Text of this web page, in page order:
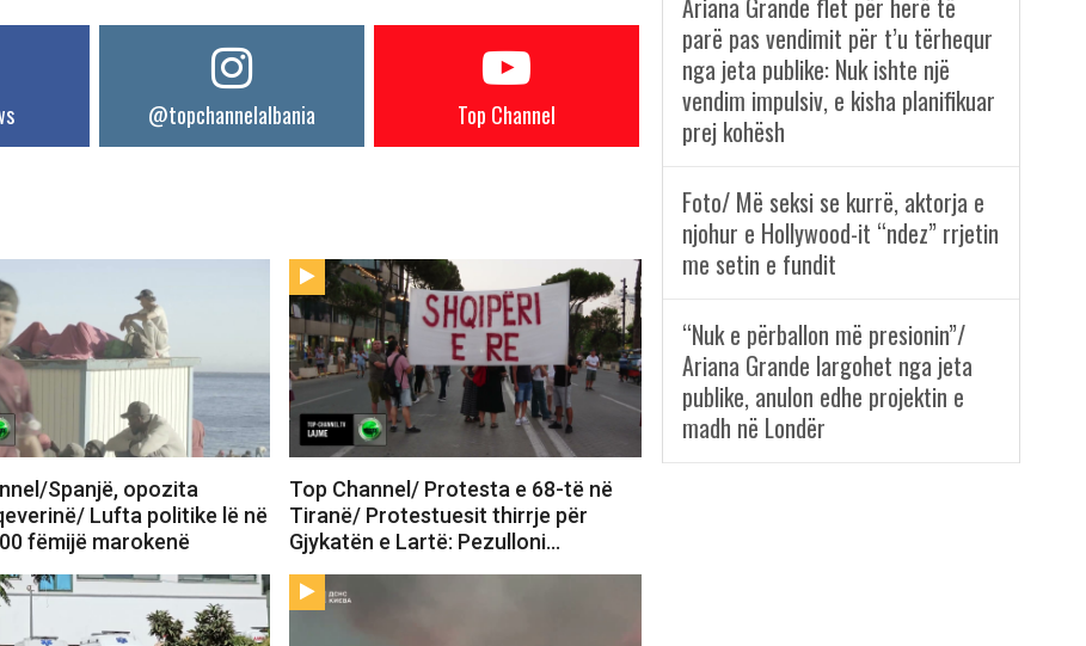
@topchannelalbania Top Channel
Spanjë, opozita
Lufta politike lë në
fëmijë marokenë
Top Channel/ Protesta e 68-të në
Tiranë/ Protestuesit thirrje për
Gjykatën e Lartë: Pezulloni…
Ariana Grande flet për herë të
parë pas vendimit për t’u tërhequr
nga jeta publike: Nuk ishte një
vendim impulsiv, e kisha planifikuar
prej kohësh
Foto/ Më seksi se kurrë, aktorja e
njohur e Hollywood-it “ndez” rrjetin
me setin e fundit
“Nuk e përballon më presionin”/
Ariana Grande largohet nga jeta
publike, anulon edhe projektin e
madh në Londër